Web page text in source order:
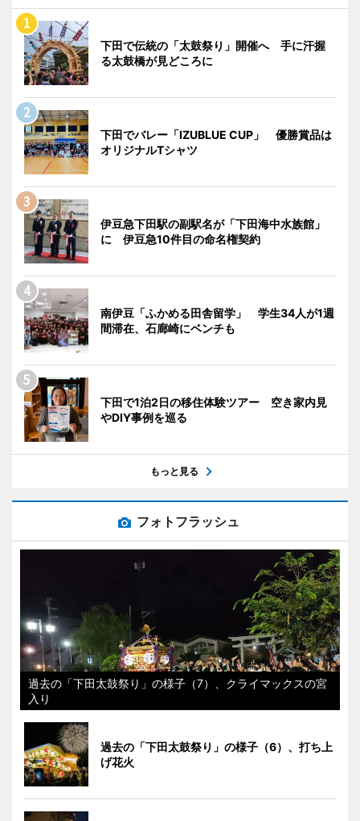
下田で伝統の「太鼓祭り」開催へ 手に汗握
る太鼓橋が見どころに
下田でバレー「IZUBLUE CUP」 優勝賞品は
オリジナルTシャツ
伊豆急下田駅の副駅名が「下田海中水族館」
に 伊豆急10件目の命名権契約
南伊豆「ふかめる田舎留学」 学生34人が1週
間滞在、石廊崎にベンチも
下田で1泊2日の移住体験ツアー 空き家内見
やDIY事例を巡る
もっと見る
フォトフラッシュ
過去の「下田太鼓祭り」の様子（7）、クライマックスの宮
入り
過去の「下田太鼓祭り」の様子（6）、打ち上
げ花火